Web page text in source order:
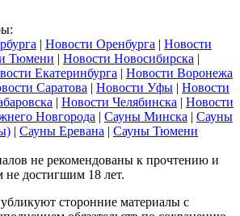
| Новости Оренбурга | Новости
Тюмени | Новости Новосибирска |
Екатеринбурга | Новости Воронежа
Саратова | Новости Уфы | Новости
| Новости Челябинска | Новости
Новгорода | Сауны Минска | Сауны
| Сауны Еревана | Сауны Тюмени
не рекомендованы к прочтению и
достигшим 18 лет.
сторонние материалы с